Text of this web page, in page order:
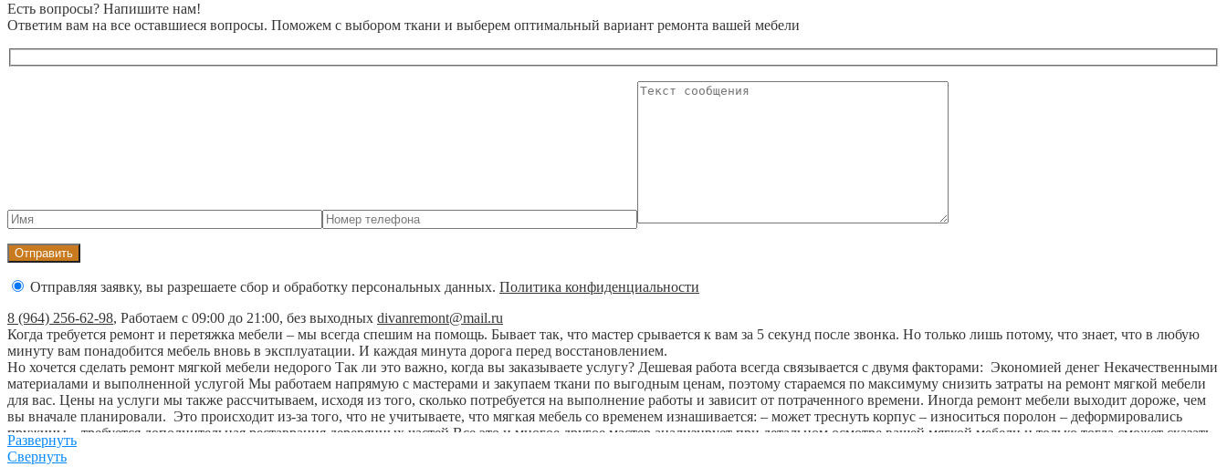
Есть вопросы? Напишите нам!
Ответим вам на все оставшиеся вопросы. Поможем с выбором ткани и выберем оптимальный вариант ремонта вашей мебели
Отправляя заявку, вы разрешаете сбор и обработку персональных данных. Политика конфиденциальности
8 (964) 256-62-98, Работаем с 09:00 до 21:00, без выходных divanremont@mail.ru
Когда требуется ремонт и перетяжка мебели – мы всегда спешим на помощь. Бывает так, что мастер срывается к вам за 5 секунд после звонка. Но только лишь потому, что знает, что в любую
минуту вам понадобится мебель вновь в эксплуатации. И каждая минута дорога перед восстановлением.
Но хочется сделать ремонт мягкой мебели недорого Так ли это важно, когда вы заказываете услугу? Дешевая работа всегда связывается с двумя факторами: Экономией денег Некачественными
материалами и выполненной услугой Мы работаем напрямую с мастерами и закупаем ткани по выгодным ценам, поэтому стараемся по максимуму снизить затраты на ремонт мягкой мебели
для вас. Цены на услуги мы также рассчитываем, исходя из того, сколько потребуется на выполнение работы и зависит от потраченного времени. Иногда ремонт мебели выходит дороже, чем
вы вначале планировали. Это происходит из-за того, что не учитываете, что мягкая мебель со временем изнашивается: – может треснуть корпус – износиться поролон – деформировались
пружины – требуется дополнительная реставрация деревянных частей Все это и многое другое мастер анализирует при детальном осмотре вашей мягкой мебели и только тогда сможет сказать,
насколько недорого выйдет ремонт мягкой мебели. Мастер выезжает к вам на дом для замера, далее забирает мебель в цех, ремонтирует и доставляет обратно. Почему выгоднее отдать мебель
Развернуть
Свернуть